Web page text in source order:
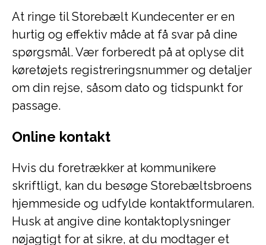
At ringe til Storebælt Kundecenter er en
hurtig og effektiv måde at få svar på dine
spørgsmål. Vær forberedt på at oplyse dit
køretøjets registreringsnummer og detaljer
om din rejse, såsom dato og tidspunkt for
passage.
Online kontakt
Hvis du foretrækker at kommunikere
skriftligt, kan du besøge Storebæltsbroens
hjemmeside og udfylde kontaktformularen.
Husk at angive dine kontaktoplysninger
nøjagtigt for at sikre, at du modtager et